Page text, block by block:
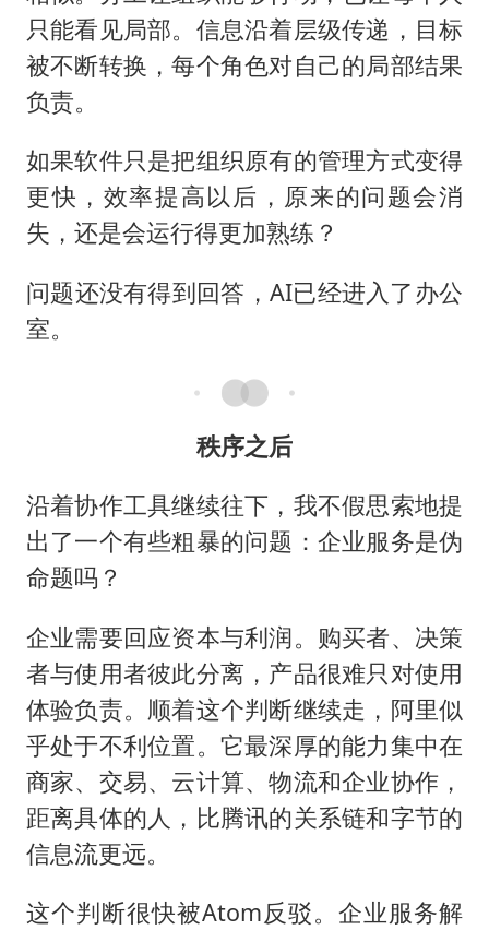
只能看见局部。信息沿着层级传递，目标
被不断转换，每个角色对自己的局部结果
负责。
如果软件只是把组织原有的管理方式变得
更快，效率提高以后，原来的问题会消
失，还是会运行得更加熟练？
问题还没有得到回答，AI已经进入了办公
室。
秩序之后
沿着协作工具继续往下，我不假思索地提
出了一个有些粗暴的问题：企业服务是伪
命题吗？
企业需要回应资本与利润。购买者、决策
者与使用者彼此分离，产品很难只对使用
体验负责。顺着这个判断继续走，阿里似
乎处于不利位置。它最深厚的能力集中在
商家、交易、云计算、物流和企业协作，
距离具体的人，比腾讯的关系链和字节的
信息流更远。
这个判断很快被Atom反驳。企业服务解